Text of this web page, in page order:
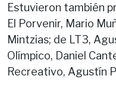
Estuvieron también
El Porvenir, Mario
Mintzias; de LT3,
Olímpico, Daniel
Recreativo, Agustín